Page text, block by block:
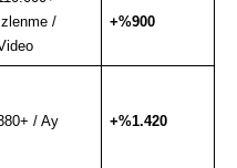
/
+%900
/ Ay +%1.420